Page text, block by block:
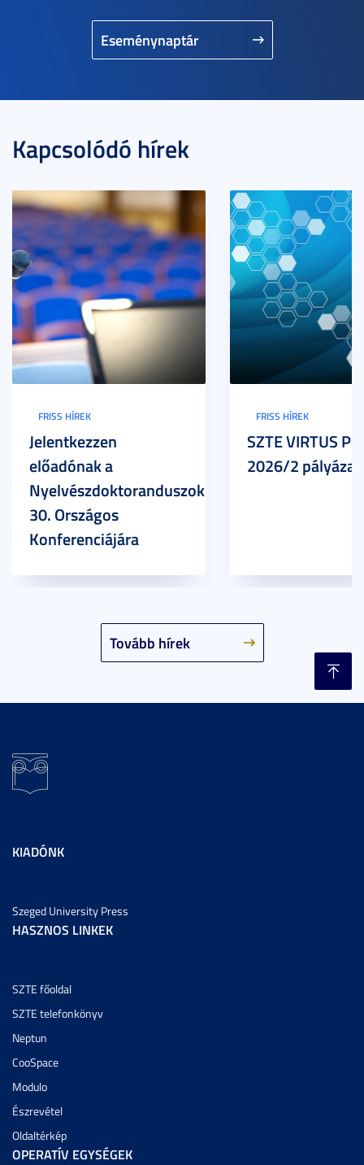
Eseménynaptár
Kapcsolódó hírek
Tovább hírek
FRISS HÍREK
Jelentkezzen
előadónak a
Nyelvészdoktoranduszok
30. Országos
Konferenciájára
FRISS HÍREK
SZTE VIRTUS
2026/2
KIADÓNK
Szeged University Press
HASZNOS LINKEK
SZTE főoldal
SZTE telefonkönyv
Neptun
CooSpace
Modulo
Észrevétel
Oldaltérkép
OPERATÍV EGYSÉGEK